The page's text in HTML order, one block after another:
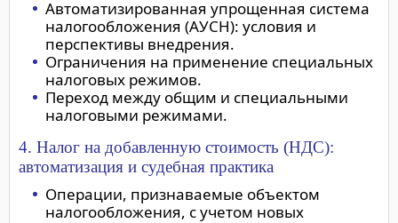
Автоматизированная упрощенная система
налогообложения (АУСН): условия и
перспективы внедрения.
Ограничения на применение специальных
налоговых режимов.
Переход между общим и специальными
налоговыми режимами.
4. Налог на добавленную стоимость (НДС):
автоматизация и судебная практика
Операции, признаваемые объектом
налогообложения, с учетом новых